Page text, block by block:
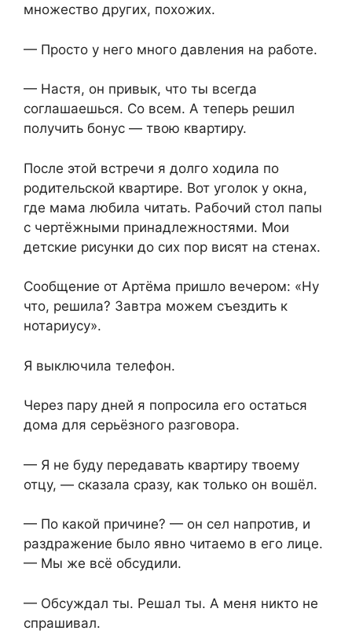
множество других, похожих.
— Просто у него много давления на работе.
— Настя, он привык, что ты всегда
соглашаешься. Со всем. А теперь решил
получить бонус — твою квартиру.
После этой встречи я долго ходила по
родительской квартире. Вот уголок у окна,
где мама любила читать. Рабочий стол папы
с чертёжными принадлежностями. Мои
детские рисунки до сих пор висят на стенах.
Сообщение от Артёма пришло вечером: «Ну
что, решила? Завтра можем съездить к
нотариусу».
Я выключила телефон.
Через пару дней я попросила его остаться
дома для серьёзного разговора.
— Я не буду передавать квартиру твоему
отцу, — сказала сразу, как только он вошёл.
— По какой причине? — он сел напротив, и
раздражение было явно читаемо в его лице.
— Мы же всё обсудили.
— Обсуждал ты. Решал ты. А меня никто не
спрашивал.